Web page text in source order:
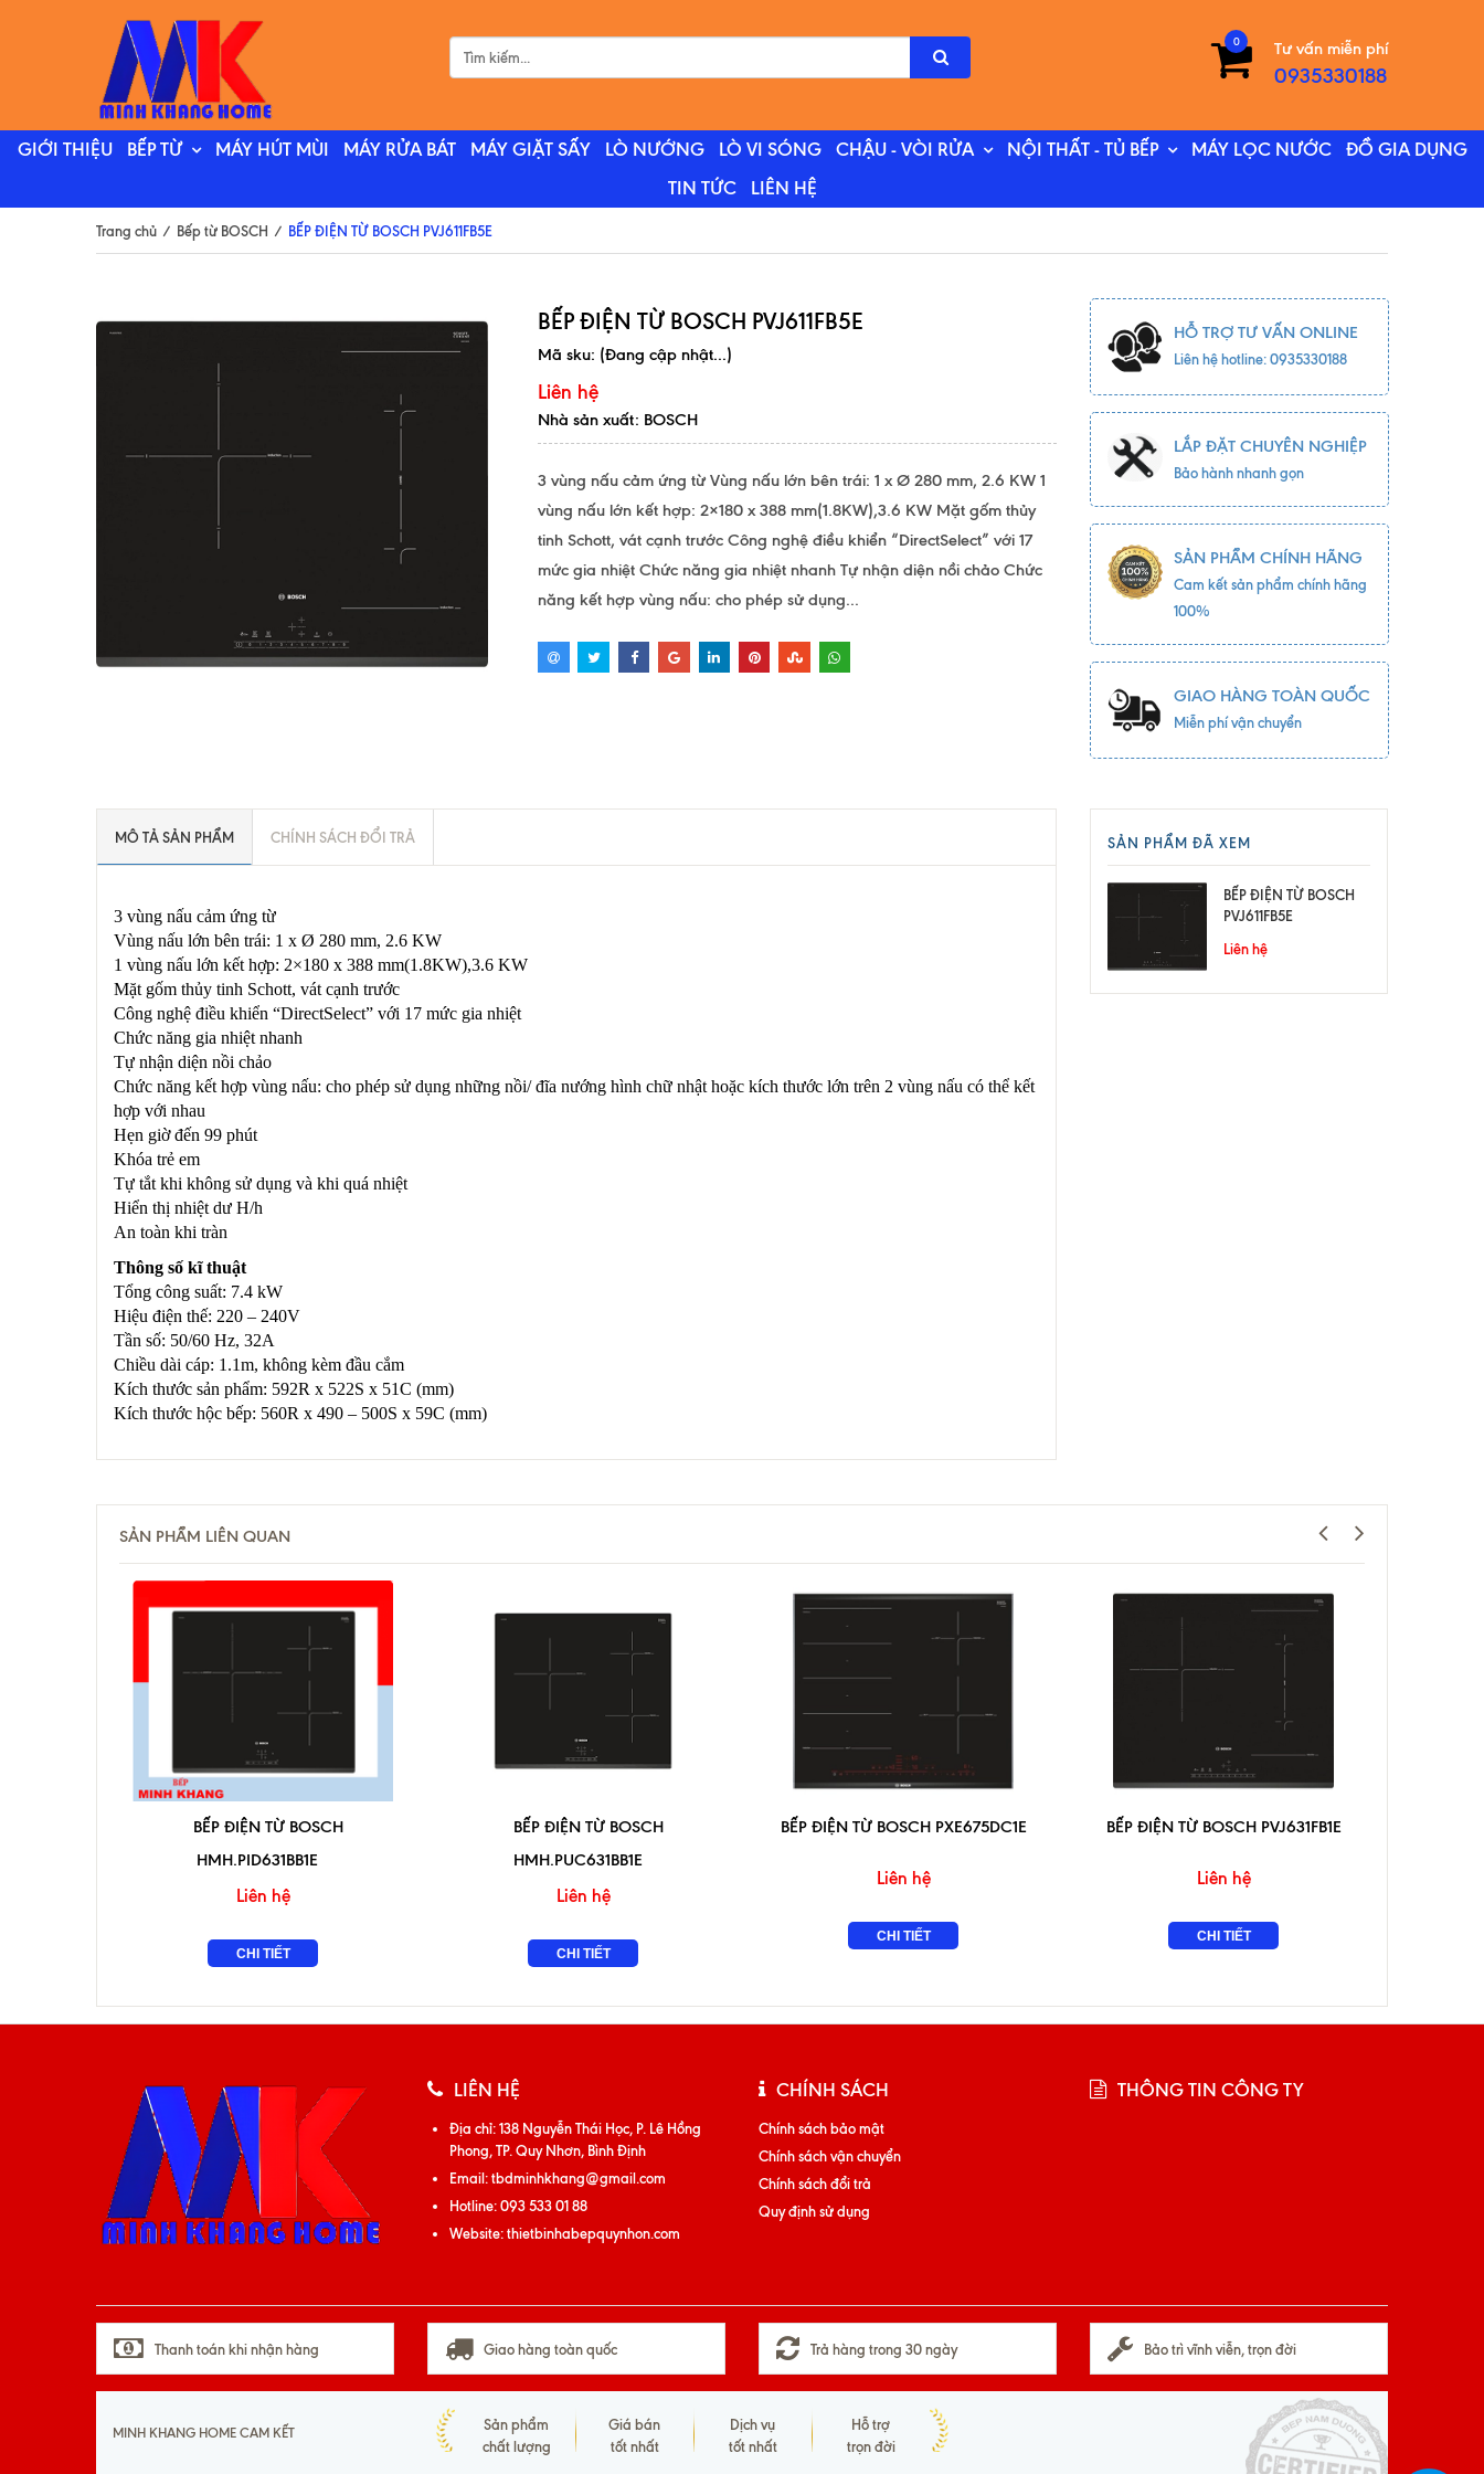
Tư vấn miễn phí
0935330188
0
GIỚI THIỆU BẾP TỪ MÁY HÚT MÙI MÁY RỬA BÁT MÁY GIẶT SẤY LÒ NƯỚNG LÒ VI SÓNG CHẬU - VÒI RỬA NỘI THẤT - TỦ BẾP MÁY LỌC NƯỚC
ĐỒ GIA DỤNG
TIN TỨC
LIÊN HỆ
Trang chủ / Bếp từ BOSCH / BẾP ĐIỆN TỪ BOSCH PVJ611FB5E
BẾP ĐIỆN TỪ BOSCH PVJ611FB5E
Mã sku: (Đang cập nhật...)
Liên hệ
Nhà sản xuất: BOSCH
3 vùng nấu cảm ứng từ Vùng nấu lớn bên trái: 1 x Ø 280 mm, 2.6 KW 1
vùng nấu lớn kết hợp: 2×180 x 388 mm(1.8KW),3.6 KW Mặt gốm thủy
tinh Schott, vát cạnh trước Công nghệ điều khiển “DirectSelect” với 17
mức gia nhiệt Chức năng gia nhiệt nhanh Tự nhận diện nồi chảo Chức
năng kết hợp vùng nấu: cho phép sử dụng...
HỖ TRỢ TƯ VẤN ONLINE
Liên hệ hotline: 0935330188
LẮP ĐẶT CHUYÊN NGHIỆP
Bảo hành nhanh gọn
SẢN PHẨM CHÍNH HÃNG
Cam kết sản phẩm chính hãng
100%
GIAO HÀNG TOÀN QUỐC
Miễn phí vận chuyển
MÔ TẢ SẢN PHẨM CHÍNH SÁCH ĐỔI TRẢ
3 vùng nấu cảm ứng từ
Vùng nấu lớn bên trái: 1 x Ø 280 mm, 2.6 KW
1 vùng nấu lớn kết hợp: 2×180 x 388 mm(1.8KW),3.6 KW
Mặt gốm thủy tinh Schott, vát cạnh trước
Công nghệ điều khiển “DirectSelect” với 17 mức gia nhiệt
Chức năng gia nhiệt nhanh
Tự nhận diện nồi chảo
Chức năng kết hợp vùng nấu: cho phép sử dụng những nồi/ đĩa nướng hình chữ nhật hoặc kích thước lớn trên 2 vùng nấu có thể kết
hợp với nhau
Hẹn giờ đến 99 phút
Khóa trẻ em
Tự tắt khi không sử dụng và khi quá nhiệt
Hiển thị nhiệt dư H/h
An toàn khi tràn
Thông số kĩ thuật
Tổng công suất: 7.4 kW
Hiệu điện thế: 220 – 240V
Tần số: 50/60 Hz, 32A
Chiều dài cáp: 1.1m, không kèm đầu cắm
Kích thước sản phẩm: 592R x 522S x 51C (mm)
Kích thước hộc bếp: 560R x 490 – 500S x 59C (mm)
SẢN PHẨM ĐÃ XEM
BẾP ĐIỆN TỪ BOSCH
PVJ611FB5E
Liên hệ
SẢN PHẨM LIÊN QUAN
BẾP ĐIỆN TỪ BOSCH
HMH.PID631BB1E
Liên hệ
CHI TIẾT
BẾP ĐIỆN TỪ BOSCH
HMH.PUC631BB1E
Liên hệ
CHI TIẾT
BẾP ĐIỆN TỪ BOSCH PXE675DC1E
Liên hệ
CHI TIẾT
BẾP ĐIỆN TỪ BOSCH PVJ631FB1E
Liên hệ
CHI TIẾT
LIÊN HỆ
Địa chỉ:138 Nguyễn Thái Học, P. Lê Hồng
Phong, TP. Quy Nhơn, Bình Định
Email:tbdminhkhang@gmail.com
Hotline:093 533 01 88
Website:thietbinhabepquynhon.com
CHÍNH SÁCH
Chính sách bảo mật
Chính sách vận chuyển
Chính sách đổi trả
Quy định sử dụng
THÔNG TIN CÔNG TY
Thanh toán khi nhận hàng Giao hàng toàn quốc Trả hàng trong 30 ngày Bảo trì vĩnh viễn, trọn đời
MINH KHANG HOME CAM KẾT
Sản phẩm
chất lượng
Giá bán
tốt nhất
Dịch vụ
tốt nhất
Hỗ trợ
trọn đời